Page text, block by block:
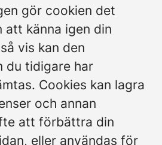
gör cookien det
känna igen din
vis kan den
du tidigare har
Cookies kan lagra
och annan
att förbättra din
eller användas för